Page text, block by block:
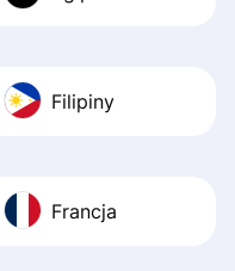
Filipiny
Francja